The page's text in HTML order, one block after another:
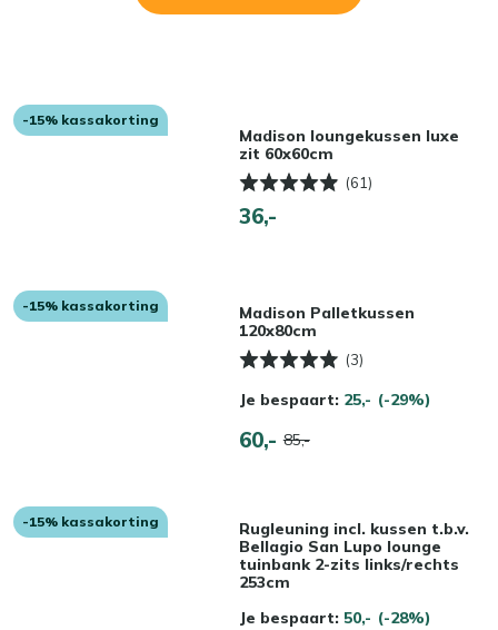
-15% kassakorting
Madison loungekussen luxe
zit 60x60cm
(61)
36,-
-15% kassakorting
Madison Palletkussen
120x80cm
(3)
Je bespaart: 25,- (-29%)
60,- 85,-
-15% kassakorting
Rugleuning incl. kussen t.b.v.
Bellagio San Lupo lounge
tuinbank 2-zits links/rechts
253cm
Je bespaart: 50,- (-28%)